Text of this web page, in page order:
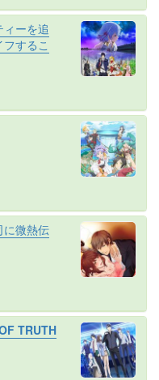
ーを追
するこ
に微熱伝
TRUTH